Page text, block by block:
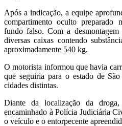
Após a indicação, a equipe
compartimento oculto preparado
fundo falso. Com a
diversas caixas contendo
aproximadamente 540 kg.
O motorista informou que havia
que seguiria para o estado de
cidades distintas.
Diante da localização da
encaminhado à Polícia Judiciária
o veículo e o entorpecente